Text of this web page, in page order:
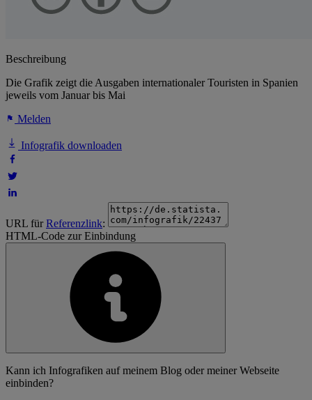
Beschreibung
Die Grafik zeigt die Ausgaben internationaler Touristen in Spanien
jeweils vom Januar bis Mai
Melden
Infografik downloaden
URL fürReferenzlink:
HTML-Code zur Einbindung
Kann ich Infografiken auf meinem Blog oder meiner Webseite
einbinden?